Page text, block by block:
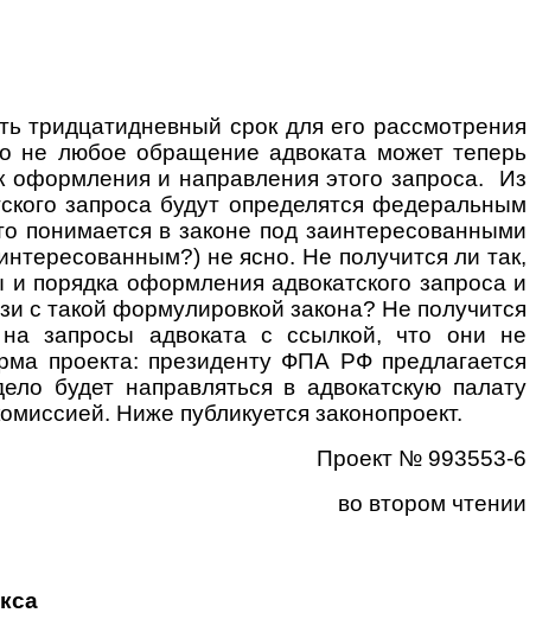
тридцатидневный срок для его рассмотрения
не любое обращение адвоката может теперь
оформления и направления этого запроса. Из
запроса будут определятся федеральным
понимается в законе под заинтересованными
не ясно. Не получится ли так,
порядка оформления адвокатского запроса и
с такой формулировкой закона? Не получится
на запросы адвоката с ссылкой, что они не
проекта: президенту ФПА РФ предлагается
будет направляться в адвокатскую палату
Ниже публикуется законопроект.
Проект № 993553-6
во втором чтении